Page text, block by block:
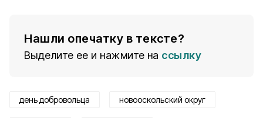
Нашли опечатку в тексте?
Выделите ее и нажмите на ссылку
день добровольца новооскольский округ